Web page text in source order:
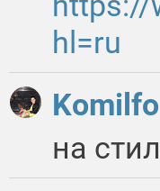
hl=ru
Komilfo
на